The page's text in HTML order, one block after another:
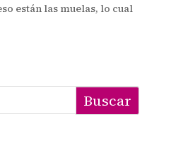
están las muelas, lo cual
Buscar